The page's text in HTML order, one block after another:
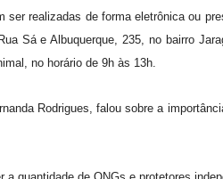
realizadas de forma eletrônica ou
Sá e Albuquerque, 235, no bairro
no horário de 9h às 13h.
Rodrigues, falou sobre a